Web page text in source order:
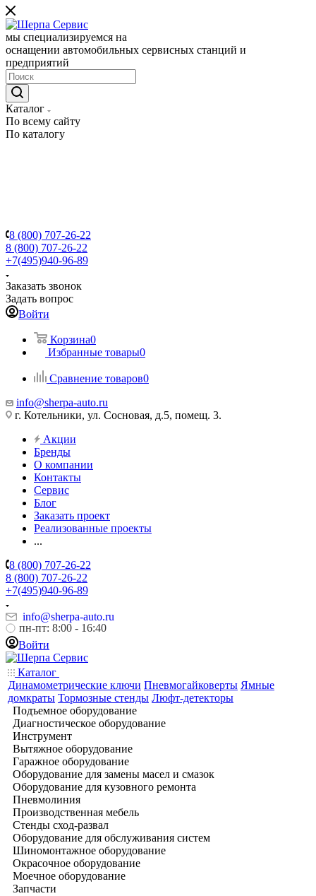
мы специализируемся на
оснащении автомобильных сервисных станций и
предприятий
Каталог
По всему сайту
По каталогу
8 (800) 707-26-22
8 (800) 707-26-22
+7(495)940-96-89
Заказать звонок
Задать вопрос
Войти
Корзина0
Избранные товары0
Сравнение товаров0
info@sherpa-auto.ru
г. Котельники, ул. Сосновая, д.5, помещ. 3.
Акции
Бренды
О компании
Контакты
Сервис
Блог
Заказать проект
Реализованные проекты
...
8 (800) 707-26-22
8 (800) 707-26-22
+7(495)940-96-89
info@sherpa-auto.ru
пн-пт: 8:00 - 16:40
Войти
Каталог
Динамометрические ключи Пневмогайковерты Ямные
домкраты Тормозные стенды Люфт-детекторы
Подъемное оборудование
Диагностическое оборудование
Инструмент
Вытяжное оборудование
Гаражное оборудование
Оборудование для замены масел и смазок
Оборудование для кузовного ремонта
Пневмолиния
Производственная мебель
Стенды сход-развал
Оборудование для обслуживания систем
Шиномонтажное оборудование
Окрасочное оборудование
Моечное оборудование
Запчасти